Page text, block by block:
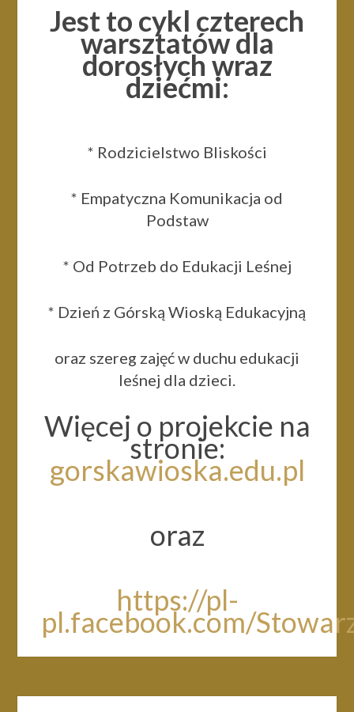
Jest to cykl czterech
warsztatów dla
dorosłych wraz
dziećmi:
* Rodzicielstwo Bliskości
* Empatyczna Komunikacja od
Podstaw
* Od Potrzeb do Edukacji Leśnej
* Dzień z Górską Wioską Edukacyjną
oraz szereg zajęć w duchu edukacji
leśnej dla dzieci.
Więcej o projekcie na
stronie:
gorskawioska.edu.pl
oraz
https://pl-
pl.facebook.com/